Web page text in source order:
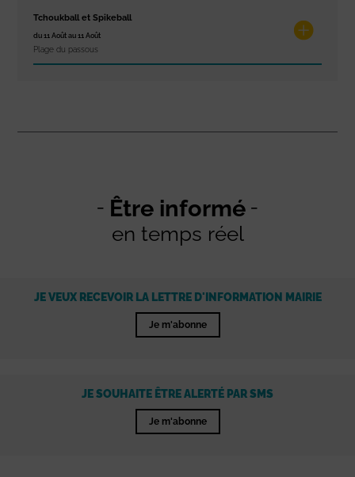
Tchoukball et Spikeball
du 11 Août au 11 Août
Plage du passous
Être informé
en temps réel
JE VEUX RECEVOIR LA LETTRE D'INFORMATION MAIRIE
Je m'abonne
JE SOUHAITE ÊTRE ALERTÉ PAR SMS
Je m'abonne